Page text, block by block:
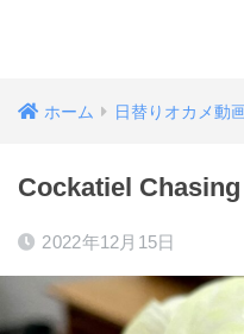
ホーム 日替りオカメ動
Cockatiel
2022年12月15日